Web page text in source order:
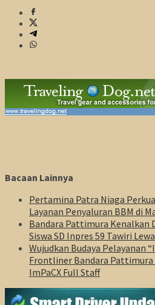
Bacaan Lainnya
Pertamina Patra Niaga
Layanan Penyaluran BBM di
Bandara Pattimura Kenalkan
Siswa SD Inpres 59 Tawiri
Wujudkan Budaya Pelayanan
Frontliner Bandara Pattimura
ImPaCX Full Staff